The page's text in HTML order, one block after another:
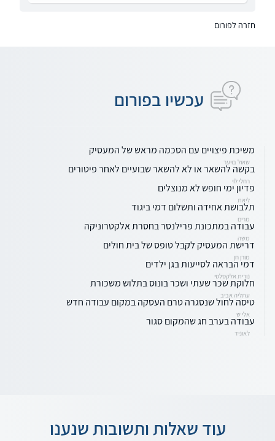
חזרה לפורום
עכשיו בפורום
משיכת פיצויים עם הסכמה מראש של המעסיק
שאול בויער
בקשה להשאר או לא להשאר שבועיים לאחר פיטורים
רחלי לוי
פדיון ימי חופש לא מנוצלים
ליאת
תלבושת אחידה ותשלום דמי ביגוד
מרים
עבודה במתכונת פרילנסר בחסרת אלקטרוניקה
משה
דרישת המעסיק לקבל טופס של בית חולים
מורן חן
דמי הבראה לסייעות בגן ילדים
נורית אלקסלסי
חלוקת שכר שעתי ושכר בונוס בתלוש משכורת
עתליה אביב
טיסה לחול שנסגרה טרם העסקה במקום עבודה חדש
אלי ש
עבודה בערב חג שהמקום סגור
לאוניד
עוד שאלות ותשובות שנענו